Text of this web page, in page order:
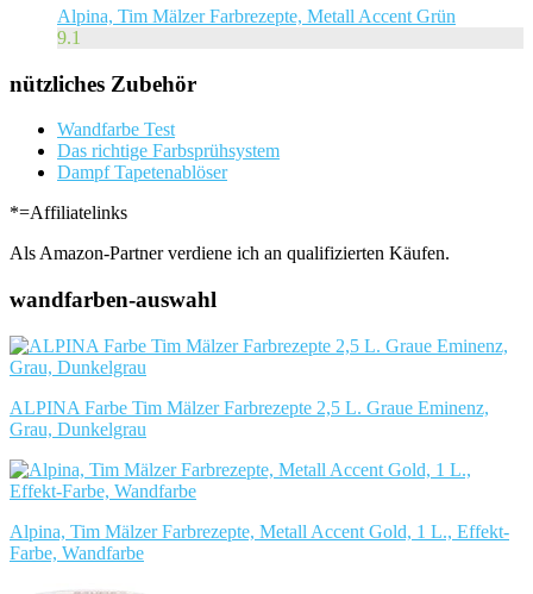
Alpina, Tim Mälzer Farbrezepte, Metall Accent Grün
9.1
nützliches Zubehör
Wandfarbe Test
Das richtige Farbsprühsystem
Dampf Tapetenablöser
*=Affiliatelinks
Als Amazon-Partner verdiene ich an qualifizierten Käufen.
wandfarben-auswahl
ALPINA Farbe Tim Mälzer Farbrezepte 2,5 L. Graue Eminenz,
Grau, Dunkelgrau
Alpina, Tim Mälzer Farbrezepte, Metall Accent Gold, 1 L., Effekt-
Farbe, Wandfarbe